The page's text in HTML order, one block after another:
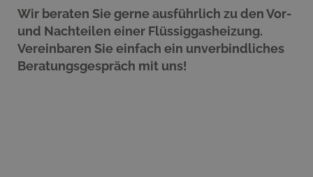
Wir beraten Sie gerne ausführlich zu den Vor-
und Nachteilen einer Flüssiggasheizung.
Vereinbaren Sie einfach ein unverbindliches
Beratungsgespräch mit uns!